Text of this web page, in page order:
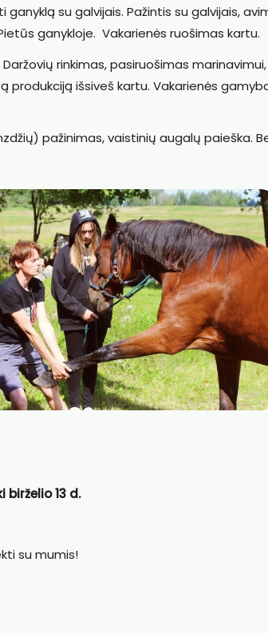
su galvijais. Pažintis su galvijais,
ganykloje. Vakarienės ruošimas kartu.
rinkimas, pasiruošimas marinavimui,
išsiveš kartu. Vakarienės
pažinimas, vaistinių augalų paieška.
birželio 13 d.
su mumis!